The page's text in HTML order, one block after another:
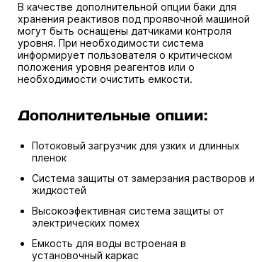
В качестве дополнительной опции баки для
хранения реактивов под проявочной машиной
могут быть оснащены датчиками контроля
уровня. При необходимости система
информирует пользователя о критическом
положения уровня реагентов или о
необходимости очистить емкости.
Дополнительные опции:
Потоковый загрузчик для узких и длинных
пленок
Система защиты от замерзания растворов и
жидкостей
Высокоэфективная система защиты от
электрических помех
Емкость для воды встроеная в
установочный каркас